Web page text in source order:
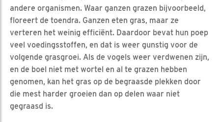
andere organismen. Waar ganzen grazen bijvoorbeeld,
floreert de toendra. Ganzen eten gras, maar ze
verteren het weinig efficiënt. Daardoor bevat hun poep
veel voedingsstoffen, en dat is weer gunstig voor de
volgende grasgroei. Als de vogels weer verdwenen zijn,
en de boel niet met wortel en al te grazen hebben
genomen, kan het gras op de begraasde plekken door
die mest harder groeien dan op delen waar niet
gegraasd is.